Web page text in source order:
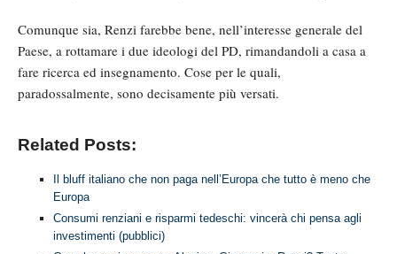
Comunque sia, Renzi farebbe bene, nell’interesse generale del
Paese, a rottamare i due ideologi del PD, rimandandoli a casa a
fare ricerca ed insegnamento. Cose per le quali,
paradossalmente, sono decisamente più versati.
Related Posts:
Il bluff italiano che non paga nell’Europa che tutto è meno che
Europa
Consumi renziani e risparmi tedeschi: vincerà chi pensa agli
investimenti (pubblici)